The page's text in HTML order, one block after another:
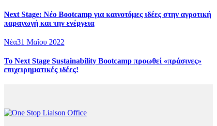
Next Stage: Νέο Bootcamp για καινοτόμες ιδέες στην αγροτική
παραγωγή και την ενέργεια
Νέα31 Μαΐου 2022
Το Next Stage Sustainability Bootcamp προωθεί «πράσινες»
επιχειρηματικές ιδέες!